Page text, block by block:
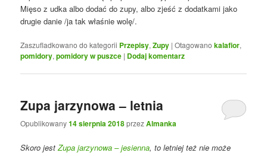
Mięso z udka albo dodać do zupy, albo zjeść z dodatkami jako
drugie danie /ja tak właśnie wolę/.
Zaszufladkowano do kategorii Przepisy,Zupy |Otagowano kalafior,
pomidory,pomidory w puszce | Dodaj komentarz
Zupa jarzynowa – letnia
Opublikowany14 sierpnia 2018przezAlmanka
Skoro jestZupa jarzynowa – jesienna, to letniej też nie może